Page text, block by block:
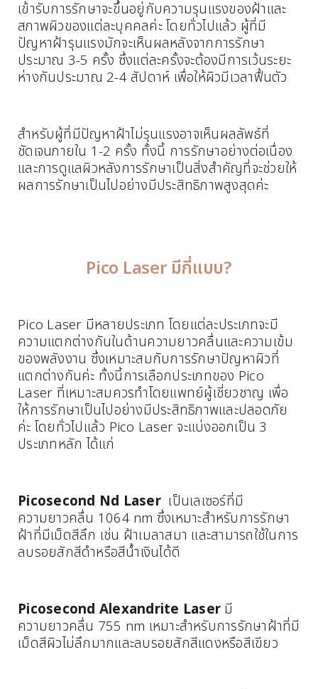
เข้ารับการรักษาจะขึ้นอยู่กับความรุนแรงของฝ้าและ
สภาพผิวของแต่ละบุคคลค่ะ โดยทั่วไปแล้ว ผู้ที่มี
ปัญหาฝ้ารุนแรงมักจะเห็นผลหลังจากการรักษา
ประมาณ 3-5 ครั้ง ซึ่งแต่ละครั้งจะต้องมีการเว้นระยะ
ห่างกันประมาณ 2-4 สัปดาห์ เพื่อให้ผิวมีเวลาฟื้นตัว
สำหรับผู้ที่มีปัญหาฝ้าไม่รุนแรงอาจเห็นผลลัพธ์ที่
ชัดเจนภายใน 1-2 ครั้ง ทั้งนี้ การรักษาอย่างต่อเนื่อง
และการดูแลผิวหลังการรักษาเป็นสิ่งสำคัญที่จะช่วยให้
ผลการรักษาเป็นไปอย่างมีประสิทธิภาพสูงสุดค่ะ
Pico Laser มีกี่แบบ?
Pico Laser มีหลายประเภท โดยแต่ละประเภทจะมี
ความแตกต่างกันในด้านความยาวคลื่นและความเข้ม
ของพลังงาน ซึ่งเหมาะสมกับการรักษาปัญหาผิวที่
แตกต่างกันค่ะ ทั้งนี้การเลือกประเภทของ Pico
Laser ที่เหมาะสมควรทำโดยแพทย์ผู้เชี่ยวชาญ เพื่อ
ให้การรักษาเป็นไปอย่างมีประสิทธิภาพและปลอดภัย
ค่ะ โดยทั่วไปแล้ว Pico Laser จะแบ่งออกเป็น 3
ประเภทหลัก ได้แก่
Picosecond Nd Laserเป็นเลเซอร์ที่มี
ความยาวคลื่น 1064 nm ซึ่งเหมาะสำหรับการรักษา
ฝ้าที่มีเม็ดสีลึก เช่น ฝ้าเมลาสมา และสามารถใช้ในการ
ลบรอยสักสีดำหรือสีน้ำเงินได้ดี
Picosecond Alexandrite Laser มี
ความยาวคลื่น 755 nm เหมาะสำหรับการรักษาฝ้าที่มี
เม็ดสีผิวไม่ลึกมากและลบรอยสักสีแดงหรือสีเขียว